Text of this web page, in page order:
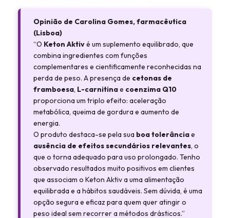
Opinião de Carolina Gomes, farmacêutica
(Lisboa)
“O Keton Aktivé um suplemento equilibrado, que
combina ingredientes com funções
complementares e cientificamente reconhecidas na
perda de peso. A presença de cetonas de
framboesa, L-carnitinae coenzima Q10
proporciona um triplo efeito: aceleração
metabólica, queima de gordura e aumento de
energia.
O produto destaca-se pela sua boa tolerânciae
ausência de efeitos secundários relevantes, o
que o torna adequado para uso prolongado. Tenho
observado resultados muito positivos em clientes
que associam o Keton Aktiv a uma alimentação
equilibrada e a hábitos saudáveis. Sem dúvida, é uma
opção segura e eficaz para quem quer atingir o
peso ideal sem recorrer a métodos drásticos.”